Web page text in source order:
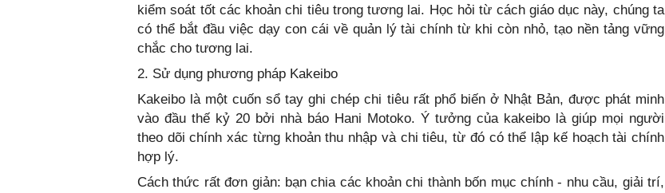
kiểm soát tốt các khoản chi tiêu trong tương lai. Học hỏi từ cách giáo dục này, chúng ta
có thể bắt đầu việc dạy con cái về quản lý tài chính từ khi còn nhỏ, tạo nền tảng vững
chắc cho tương lai.
2. Sử dụng phương pháp Kakeibo
Kakeibo là một cuốn sổ tay ghi chép chi tiêu rất phổ biến ở Nhật Bản, được phát minh
vào đầu thế kỷ 20 bởi nhà báo Hani Motoko. Ý tưởng của kakeibo là giúp mọi người
theo dõi chính xác từng khoản thu nhập và chi tiêu, từ đó có thể lập kế hoạch tài chính
hợp lý.
Cách thức rất đơn giản: bạn chia các khoản chi thành bốn mục chính - nhu cầu, giải trí,